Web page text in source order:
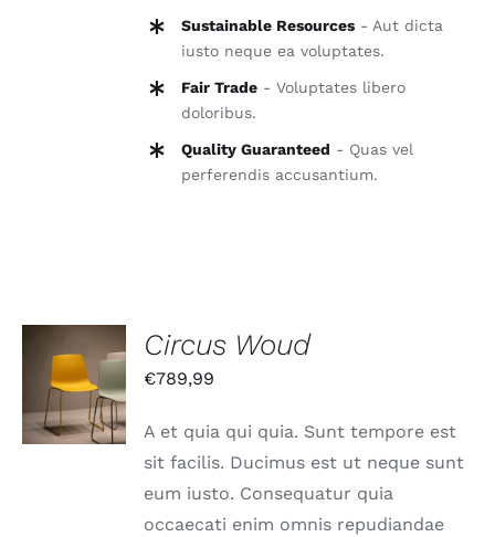
Sustainable Resources- Aut dicta
iusto neque ea voluptates.
Fair Trade- Voluptates libero
doloribus.
Quality Guaranteed - Quas vel
perferendis accusantium.
IN DEN
WARENKORB
DETAILS
Circus Woud
€789,99
A et quia qui quia. Sunt tempore est
sit facilis. Ducimus est ut neque sunt
eum iusto. Consequatur quia
occaecati enim omnis repudiandae